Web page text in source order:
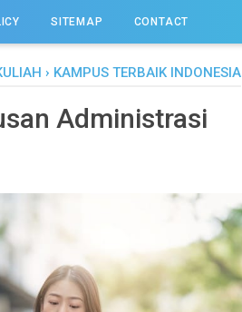
SITEMAP CONTACT
› KAMPUS TERBAIK INDONESIA
Administrasi